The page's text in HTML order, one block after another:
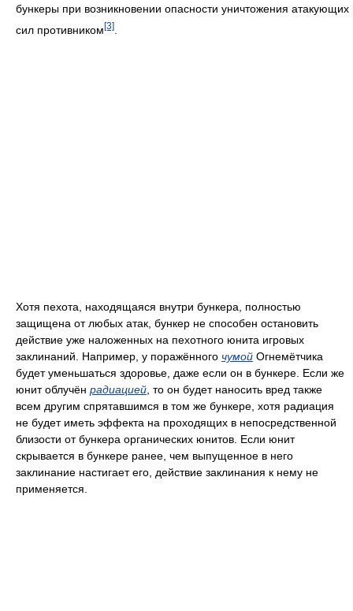
бункеры при возникновении опасности уничтожения атакующих
сил противником [3]
Хотя пехота, находящаяся внутри бункера, полностью
защищена от любых атак, бункер не способен остановить
действие уже наложенных на пехотного юнита игровых
заклинаний. Например, у поражённого чумой Огнемётчика
будет уменьшаться здоровье, даже если он в бункере. Если же
юнит облучён радиацией , то он будет наносить вред также
всем другим спрятавшимся в том же бункере, хотя радиация
не будет иметь эффекта на проходящих в непосредственной
близости от бункера органических юнитов. Если юнит
скрывается в бункере ранее, чем выпущенное в него
заклинание настигает его, действие заклинания к нему не
применяется.